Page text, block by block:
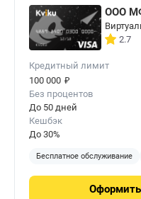
ООО
2.7
Кредитный лимит
100 000 ₽
Без процентов
До 50 дней
Кешбэк
До 30%
Бесплатное обслуживание
Оформить